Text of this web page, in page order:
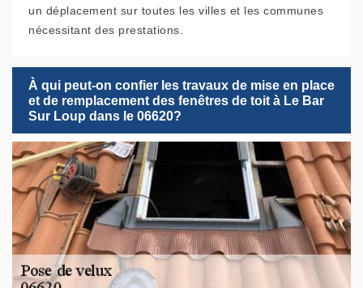
un déplacement sur toutes les villes et les communes
nécessitant des prestations.
À qui peut-on confier les travaux de mise en place
et de remplacement des fenêtres de toit à Le Bar
Sur Loup dans le 06620?